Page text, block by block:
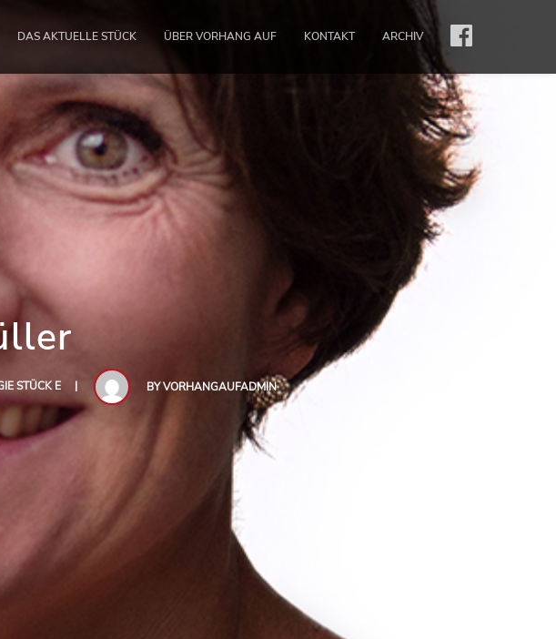
DAS AKTUELLE STÜCK ÜBER VORHANG AUF KONTAKT ARCHIV
STÜCK E BYVORHANGAUFADMIN